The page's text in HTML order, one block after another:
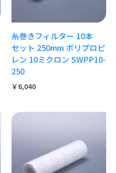
糸巻きフィルター 10本
セット 250mm ポリプロピ
レン 10ミクロン SWPP10-
250
￥6,040